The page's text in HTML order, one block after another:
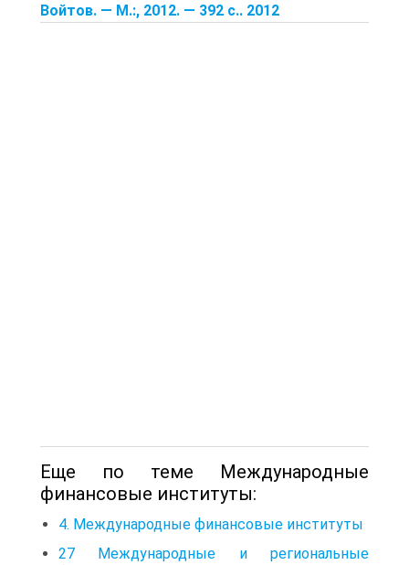
Войтов. — М.:, 2012. — 392 с.. 2012
Еще по теме Международные
финансовые институты:
4. Международные финансовые институты
27 Международные и региональные